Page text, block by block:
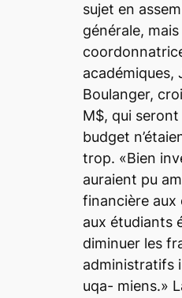
sujet en
générale, mais
académiques,
Boulanger,
M$, qui
budget
trop. «Bien
auraient pu
financière aux
aux étudiants
diminuer les
administratifs
uqa- miens.»